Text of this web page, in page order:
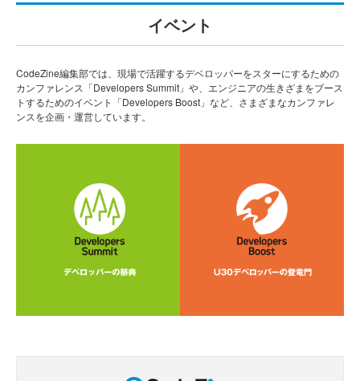
イベント
CodeZine編集部では、現場で活躍するデベロッパーをスターにするための
カンファレンス「Developers Summit」や、エンジニアの生きざまをブース
トするためのイベント「Developers Boost」など、さまざまなカンファレ
ンスを企画・運営しています。